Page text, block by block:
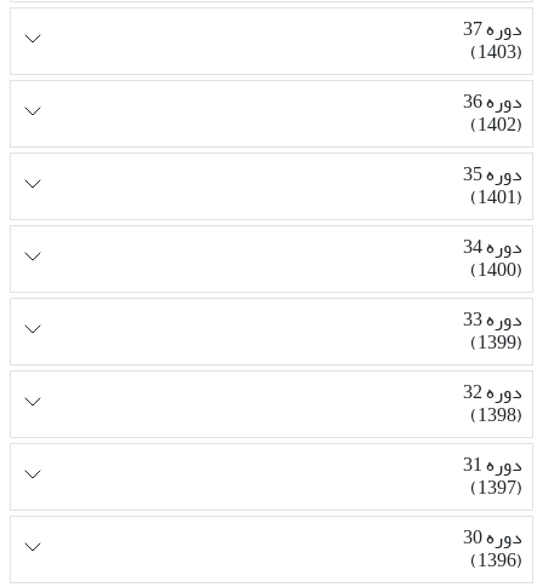
دوره 37
(1403)
دوره 36
(1402)
دوره 35
(1401)
دوره 34
(1400)
دوره 33
(1399)
دوره 32
(1398)
دوره 31
(1397)
دوره 30
(1396)